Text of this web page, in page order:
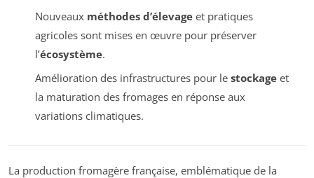
Nouveaux méthodes d’élevageet pratiques
agricoles sont mises en œuvre pour préserver
l’écosystème.
Amélioration des infrastructures pour le stockageet
la maturation des fromages en réponse aux
variations climatiques.
La production fromagère française, emblématique de la